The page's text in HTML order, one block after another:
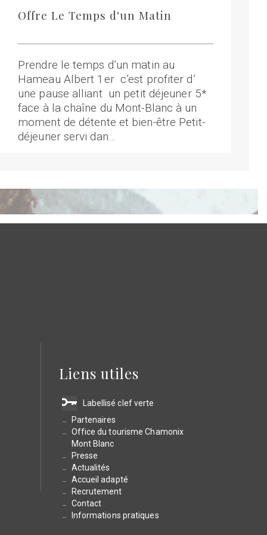
Offre Le Temps d'un Matin
Prendre le temps d’un matin au
Hameau Albert 1er c’est profiter d’
une pause alliant un petit déjeuner 5*
face à la chaîne du Mont-Blanc à un
moment de détente et bien-être Petit-
déjeuner servi dan…
Liens utiles
Labellisé clef verte
Partenaires
Office du tourisme Chamonix
Mont Blanc
Presse
Actualités
Accueil adapté
Recrutement
Contact
Informations pratiques